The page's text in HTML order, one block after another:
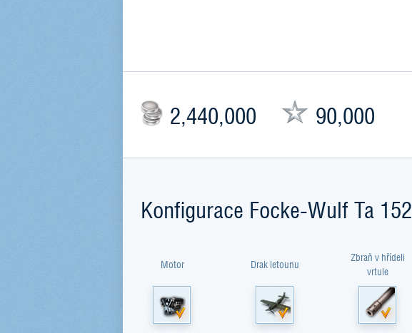
2,440,000 90,000
Konfigurace Focke-Wulf Ta 152
Motor Drak letounu
Zbraň v hřídeli
vrtule